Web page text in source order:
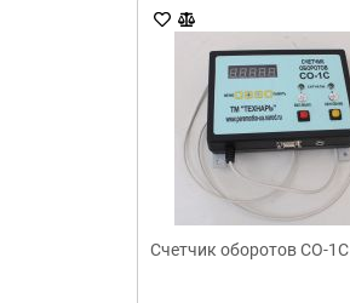
Счетчик оборотов СО-1С